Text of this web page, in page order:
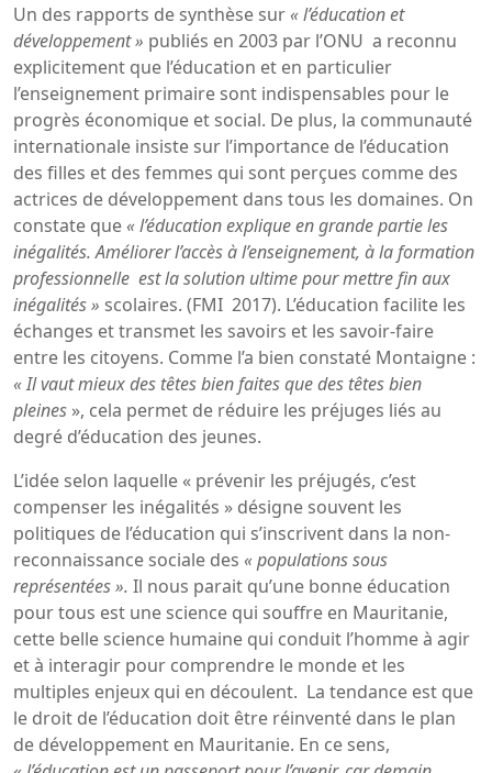
Un des rapports de synthèse sur« l’éducation et
développement » publiés en 2003 par l’ONU a reconnu
explicitement que l’éducation et en particulier
l’enseignement primaire sont indispensables pour le
progrès économique et social. De plus, la communauté
internationale insiste sur l’importance de l’éducation
des filles et des femmes qui sont perçues comme des
actrices de développement dans tous les domaines. On
constate que« l’éducation explique en grande partie les
inégalités. Améliorer l’accès à l’enseignement, à la formation
professionnelle est la solution ultime pour mettre fin aux
inégalités » scolaires. (FMI 2017). L’éducation facilite les
échanges et transmet les savoirs et les savoir-faire
entre les citoyens. Comme l’a bien constaté Montaigne :
« Il vaut mieux des têtes bien faites que des têtes bien
pleines », cela permet de réduire les préjuges liés au
degré d’éducation des jeunes.
L’idée selon laquelle « prévenir les préjugés, c’est
compenser les inégalités » désigne souvent les
politiques de l’éducation qui s’inscrivent dans la non-
reconnaissance sociale des « populations sous
représentées ». Il nous parait qu’une bonne éducation
pour tous est une science qui souffre en Mauritanie,
cette belle science humaine qui conduit l’homme à agir
et à interagir pour comprendre le monde et les
multiples enjeux qui en découlent. La tendance est que
le droit de l’éducation doit être réinventé dans le plan
de développement en Mauritanie. En ce sens,